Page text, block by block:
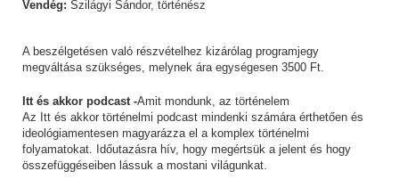
Vendég: Szilágyi Sándor, történész
A beszélgetésen való részvételhez kizárólag programjegy
megváltása szükséges, melynek ára egységesen 3500 Ft.
Itt és akkor podcast -Amit mondunk, az történelem
Az Itt és akkor történelmi podcast mindenki számára érthetően és
ideológiamentesen magyarázza el a komplex történelmi
folyamatokat. Időutazásra hív, hogy megértsük a jelent és hogy
összefüggéseiben lássuk a mostani világunkat.